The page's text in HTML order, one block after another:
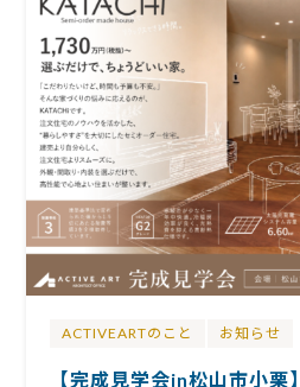
ACTIVEARTのこと お知らせ
【完成見学会in松山市小栗】